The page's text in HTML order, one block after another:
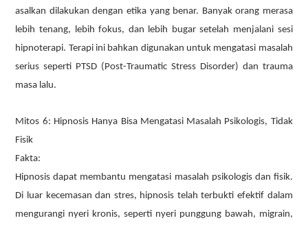
asalkan dilakukan dengan etika yang benar. Banyak orang merasa
lebih tenang, lebih fokus, dan lebih bugar setelah menjalani sesi
hipnoterapi. Terapi ini bahkan digunakan untuk mengatasi masalah
serius seperti PTSD (Post-Traumatic Stress Disorder) dan trauma
masa lalu.
Mitos 6: Hipnosis Hanya Bisa Mengatasi Masalah Psikologis, Tidak
Fisik
Fakta:
Hipnosis dapat membantu mengatasi masalah psikologis dan fisik.
Di luar kecemasan dan stres, hipnosis telah terbukti efektif dalam
mengurangi nyeri kronis, seperti nyeri punggung bawah, migrain,